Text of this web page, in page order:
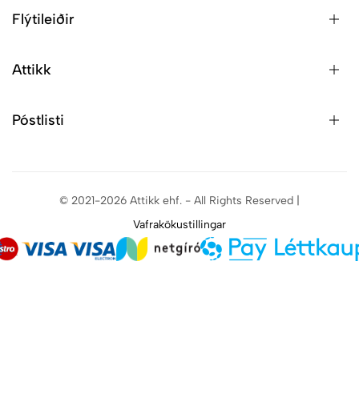
Flýtileiðir
Attikk
Póstlisti
© 2021-2026 Attikk ehf. - All Rights Reserved |
Vafrakökustillingar